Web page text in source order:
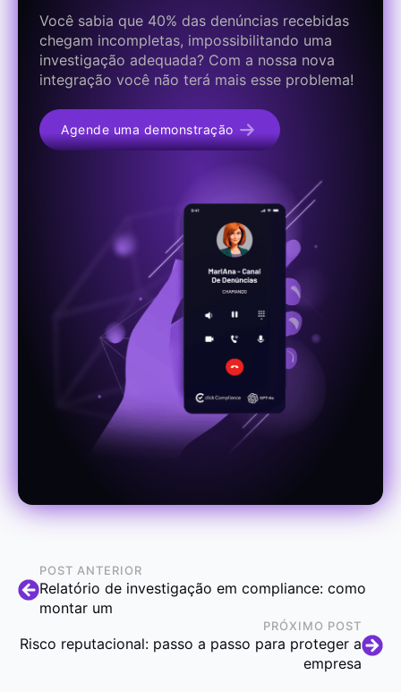
Você sabia que 40% das denúncias recebidas
chegam incompletas, impossibilitando uma
investigação adequada? Com a nossa nova
integração você não terá mais esse problema!
Agende uma demonstração
POST ANTERIOR
Relatório de investigação em compliance: como
montar um
PRÓXIMO POST
Risco reputacional: passo a passo para proteger a
empresa